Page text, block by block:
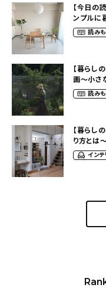
【今日の
ンプルに
読み
【暮らし
画〜小さ
（
読み
【暮らし
り方とは
イン